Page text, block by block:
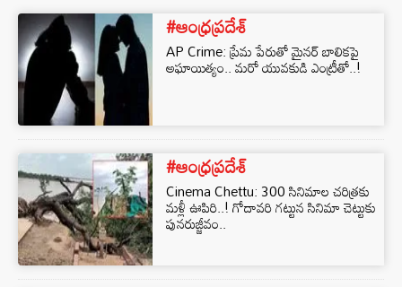
#ఆంధ్రప్రదేశ్
AP Crime: ప్రేమ పేరుతో మైనర్ బాలికపై
అఘాయిత్యం.. మరో యువకుడి ఎంట్రీతో..!
#ఆంధ్రప్రదేశ్
Cinema Chettu: 300 సినిమాల చరిత్రకు
మళ్లీ ఊపిరి..! గోదావరి గట్టున సినిమా చెట్టుకు
పునరుజ్జీవం..